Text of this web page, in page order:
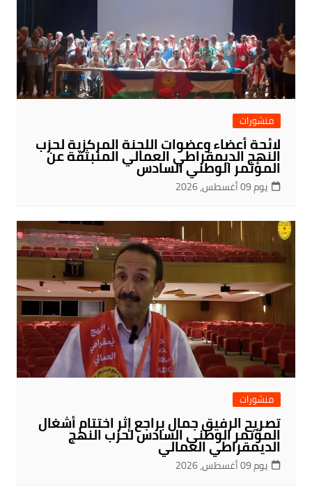
منشورات
لائحة أعضاء وعضوات اللجنة المركزية لحزب
النهج الديمقراطي العمالي المنبثقة عن
المؤتمر الوطني السادس
يوم 09 أغسطس، 2026
منشورات
تصريح الرفيق جمال براجع إثر اختتام أشغال
المؤتمر الوطني السادس لحزب النهج
الديمقراطي العمالي
يوم 09 أغسطس، 2026